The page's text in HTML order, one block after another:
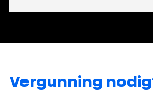
Vergunning